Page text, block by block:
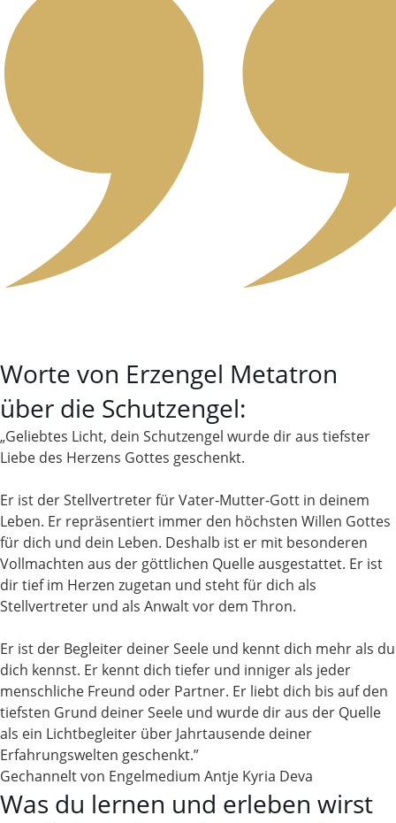
Worte von Erzengel Metatron
über die Schutzengel:
„Geliebtes Licht, dein Schutzengel wurde dir aus tiefster
Liebe des Herzens Gottes geschenkt.
Er ist der Stellvertreter für Vater-Mutter-Gott in deinem
Leben. Er repräsentiert immer den höchsten Willen Gottes
für dich und dein Leben. Deshalb ist er mit besonderen
Vollmachten aus der göttlichen Quelle ausgestattet. Er ist
dir tief im Herzen zugetan und steht für dich als
Stellvertreter und als Anwalt vor dem Thron.
Er ist der Begleiter deiner Seele und kennt dich mehr als du
dich kennst. Er kennt dich tiefer und inniger als jeder
menschliche Freund oder Partner. Er liebt dich bis auf den
tiefsten Grund deiner Seele und wurde dir aus der Quelle
als ein Lichtbegleiter über Jahrtausende deiner
Erfahrungswelten geschenkt.”
Gechannelt von Engelmedium Antje Kyria Deva
Was du lernen und erleben wirst